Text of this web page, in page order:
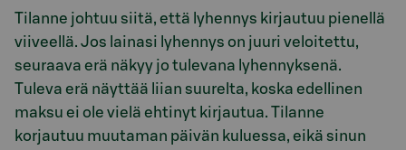
Tilanne johtuu siitä, että lyhennys kirjautuu pienellä
viiveellä. Jos lainasi lyhennys on juuri veloitettu,
seuraava erä näkyy jo tulevana lyhennyksenä.
Tuleva erä näyttää liian suurelta, koska edellinen
maksu ei ole vielä ehtinyt kirjautua. Tilanne
korjautuu muutaman päivän kuluessa, eikä sinun